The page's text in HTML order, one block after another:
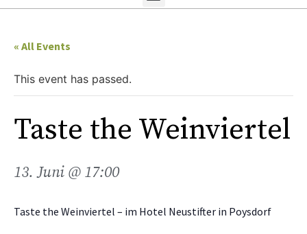
« All Events
This event has passed.
Taste the Weinviertel
13. Juni @ 17:00
Taste the Weinviertel – im Hotel Neustifter in Poysdorf